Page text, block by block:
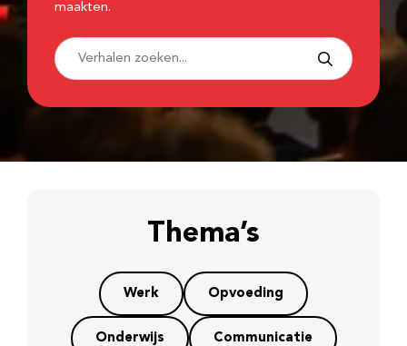
maakten.
Thema’s
Werk Opvoeding
Onderwijs Communicatie